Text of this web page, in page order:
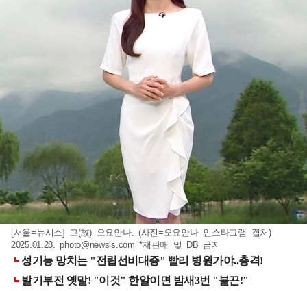
[서울=뉴시스] 고(故) 오요안나. (사진=오요안나 인스타그램 캡처)
2025.01.28.photo@newsis.com *재판매 및 DB 금지